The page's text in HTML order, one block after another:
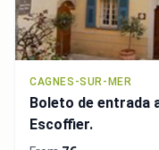
CAGNES-SUR-MER
Boleto de entrada
Escoffier.